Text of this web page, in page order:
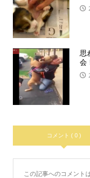
思
会
コメント ( 0 )
この記事へのコメント